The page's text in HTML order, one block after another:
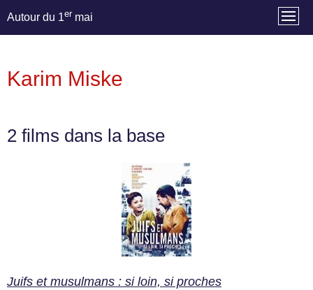
Autour du 1er mai
Karim Miske
2 films dans la base
Juifs et musulmans : si loin, si proches